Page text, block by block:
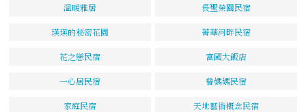
溫暖雅居 長聖榮園民宿
瑛瑛的秘密花園 菁華河畔民宿
花之戀民宿 富國大飯店
一心居民宿 曾媽媽民宿
家庭民宿 天地藝術概念民宿